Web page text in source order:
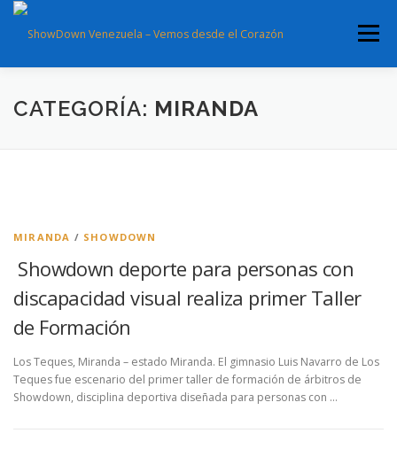
Saltar
contenido
Menú
CATEGORÍA: MIRANDA
MIRANDA / SHOWDOWN
Showdown deporte para personas con
discapacidad visual realiza primer Taller
de Formación
Los Teques, Miranda – estado Miranda. El gimnasio Luis Navarro de Los
Teques fue escenario del primer taller de formación de árbitros de
Showdown, disciplina deportiva diseñada para personas con …